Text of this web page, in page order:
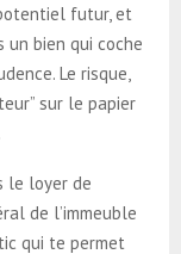
futur, et
bien qui coche
Le risque,
sur le papier
le loyer de
de l’immeuble
qui te permet